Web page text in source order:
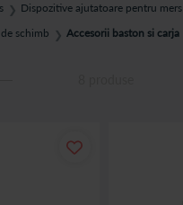
❯ Dispozitive ajutatoare pentru mers
schimb ❯ Accesorii baston si carja